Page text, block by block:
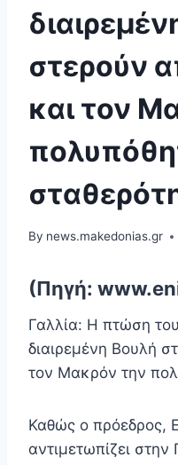
στερούν
και τον
By news.makedonias.gr
(Πηγή:
Γαλλία: Η πτώση
διαιρεμένη Βουλή
τον Μακρόν την
Καθώς ο πρόεδρος,
αντιμετωπίζει